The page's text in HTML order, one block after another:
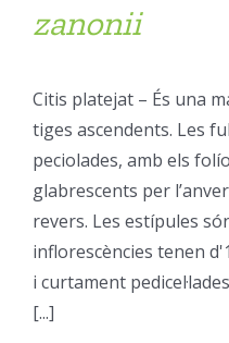
zanonii
Citis platejat – És una
tiges ascendents. Les
peciolades, amb els
glabrescents per
revers. Les estípules
inflorescències tenen
i curtament
[...]